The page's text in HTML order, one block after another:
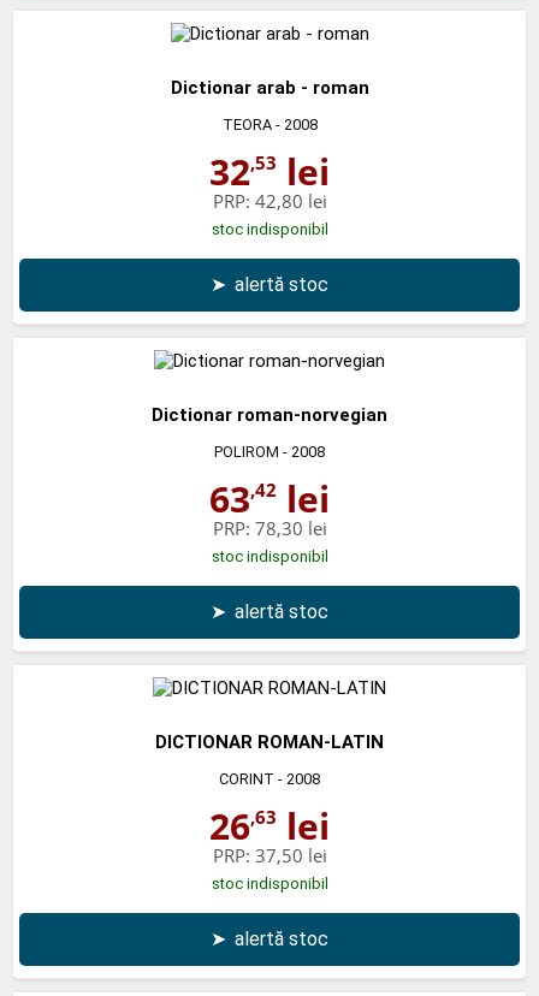
Dictionar arab - roman
TEORA- 2008
32,53 lei
PRP: 42,80 lei
stoc indisponibil
➤ alertă stoc
Dictionar roman-norvegian
POLIROM - 2008
63,42 lei
PRP: 78,30 lei
stoc indisponibil
➤ alertă stoc
DICTIONAR ROMAN-LATIN
CORINT - 2008
26,63 lei
PRP: 37,50 lei
stoc indisponibil
➤ alertă stoc